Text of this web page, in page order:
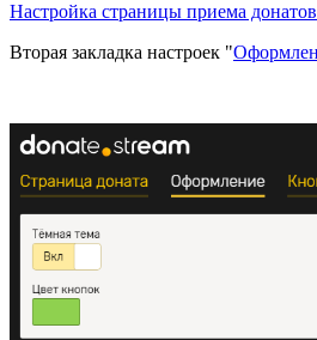
Настройка страницы приема
Вторая закладка настроек "